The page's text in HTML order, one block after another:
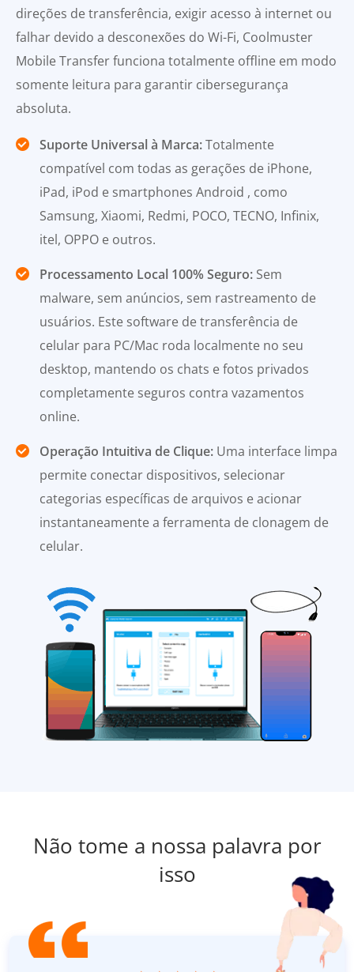
direções de transferência, exigir acesso à internet ou
falhar devido a desconexões do Wi-Fi, Coolmuster
Mobile Transfer funciona totalmente offline em modo
somente leitura para garantir cibersegurança
absoluta.
Suporte Universal à Marca:Totalmente
compatível com todas as gerações de iPhone,
iPad, iPod e smartphones Android , como
Samsung, Xiaomi, Redmi, POCO, TECNO, Infinix,
itel, OPPO e outros.
Processamento Local 100% Seguro: Sem
malware, sem anúncios, sem rastreamento de
usuários. Este software de transferência de
celular para PC/Mac roda localmente no seu
desktop, mantendo os chats e fotos privados
completamente seguros contra vazamentos
online.
Operação Intuitiva de Clique: Uma interface limpa
permite conectar dispositivos, selecionar
categorias específicas de arquivos e acionar
instantaneamente a ferramenta de clonagem de
celular.
Não tome a nossa palavra por
isso